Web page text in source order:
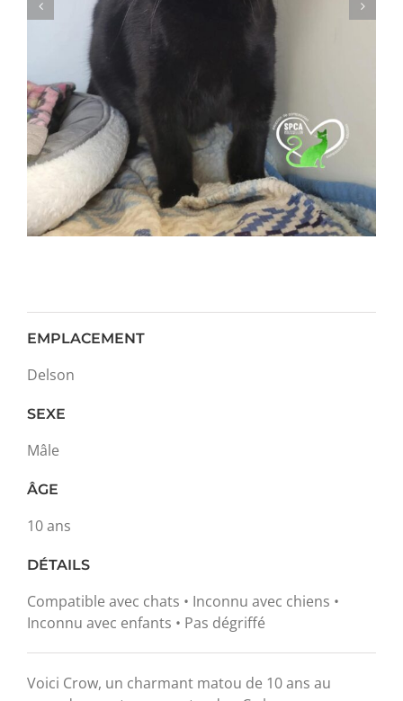
EMPLACEMENT
Delson
SEXE
Mâle
ÂGE
10 ans
DÉTAILS
Compatible avec chats • Inconnu avec chiens •
Inconnu avec enfants • Pas dégriffé
Voici Crow, un charmant matou de 10 ans au